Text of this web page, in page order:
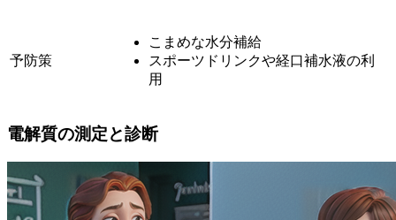
予防策
こまめな水分補給
スポーツドリンクや経口補水液の利
用
電解質の測定と診断